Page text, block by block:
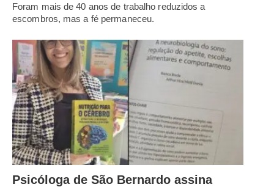
Foram mais de 40 anos de trabalho reduzidos a
escombros, mas a fé permaneceu.
Psicóloga de São Bernardo assina